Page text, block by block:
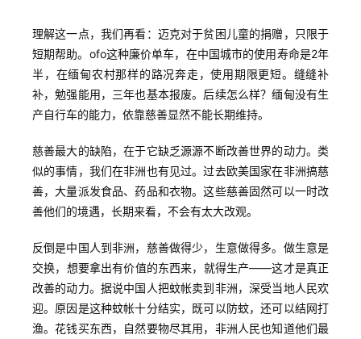
理解这一点，我们再看：迈克对于贫困儿童的捐赠，只限于
短期帮助。ofo这种廉价单车，在中国城市的使用寿命是2年
半，在缅甸农村那样的路况奔走，使用期限更短。缝缝补
补，勉强能用，三年也基本报废。后续怎么样？缅甸没有生
产自行车的能力，依靠慈善显然不能长期维持。
慈善最大的缺陷，在于它缺乏源源不断改善世界的动力。类
似的事情，我们在非洲也有见过。过去欧美国家在非洲搞慈
善，大量派发食品、药品和衣物。这些慈善固然可以一时改
善他们的境遇，长期来看，不会有太大改观。
反倒是中国人到非洲，慈善做得少，生意做得多。做生意是
交换，想要拿出有价值的东西来，就得生产——这才是真正
改善的动力。据说中国人把蚊帐卖到非洲，深受当地人民欢
迎。原因是这种蚊帐十分结实，既可以防蚊，还可以结网打
渔。花钱买东西，自然要物尽其用，非洲人民也知道他们最